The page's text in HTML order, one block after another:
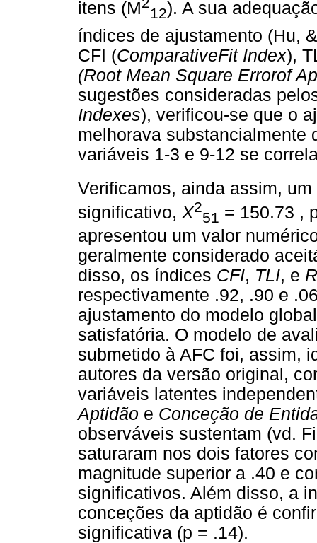
itens (M 12). A sua
índices de ajustamento (Hu,
CFI (ComparativeFit Index),
(Root Mean Square Errorof
sugestões consideradas
Indexes), verificou-se que o
melhorava substancialmente
variáveis 1-3 e 9-12 se
Verificamos, ainda assim,
significativo, X2
51 = 150.73 ,
apresentou um valor
geralmente considerado
disso, os índices CFI, TLI, e
respectivamente .92, .90 e
ajustamento do modelo
satisfatória. O modelo de
submetido à AFC foi, assim,
autores da versão original,
variáveis latentes
Aptidão e Conceção de
observáveis sustentam (vd.
saturaram nos dois fatores
magnitude superior a .40 e
significativos. Além disso, a
conceções da aptidão é
significativa (p = .14).